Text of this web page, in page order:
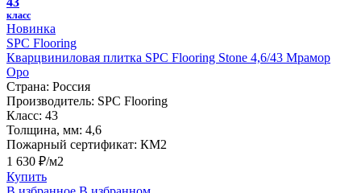
класс
Новинка
SPC Flooring
Кварцвиниловая плитка SPC Flooring Stone 4,6/43 Мрамор
Оро
Страна: Россия
Производитель: SPC Flooring
Класс: 43
Толщина, мм: 4,6
Пожарный сертификат: КМ2
1 630 ₽/м2
Купить